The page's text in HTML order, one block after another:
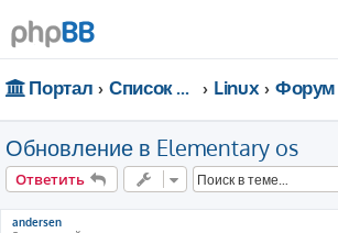
Портал Список форумов Linux
Обновление в Elementary os
Ответить
andersen